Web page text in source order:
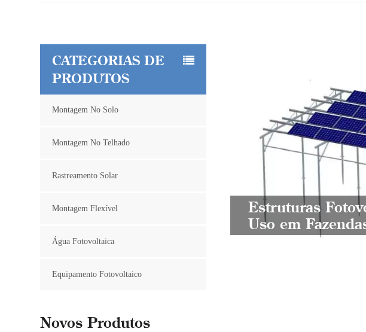
Estruturas
Uso em
CATEGORIAS DE
PRODUTOS
Montagem No Solo
Montagem No Telhado
Rastreamento Solar
Montagem Flexível
Água Fotovoltaica
Equipamento Fotovoltaico
Novos Produtos